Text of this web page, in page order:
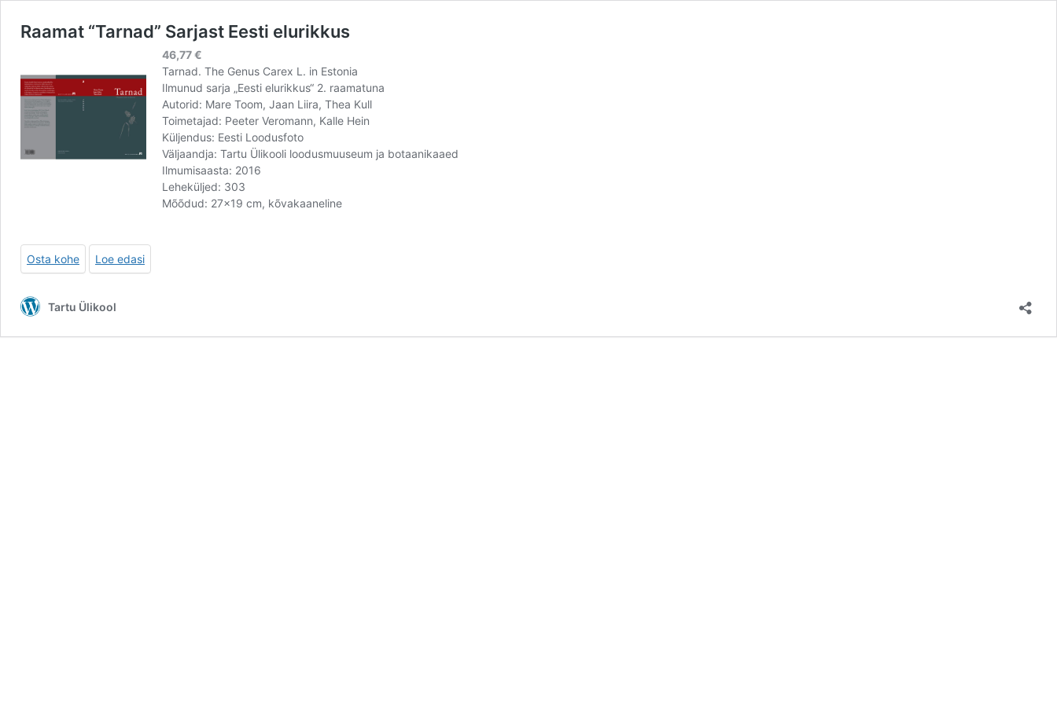
Raamat “Tarnad” Sarjast Eesti elurikkus
46,77€
Tarnad. The Genus Carex L. in Estonia
Ilmunud sarja „Eesti elurikkus“ 2. raamatuna
Autorid: Mare Toom, Jaan Liira, Thea Kull
Toimetajad: Peeter Veromann, Kalle Hein
Küljendus: Eesti Loodusfoto
Väljaandja: Tartu Ülikooli loodusmuuseum ja botaanikaaed
Ilmumisaasta: 2016
Leheküljed: 303
Mõõdud: 27×19 cm, kõvakaaneline
Osta kohe Loe edasi
Tartu Ülikool